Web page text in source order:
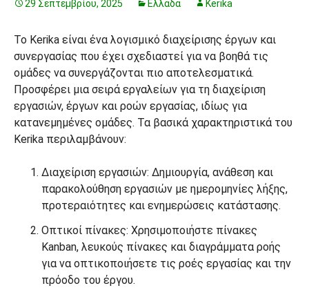
29 Σεπτεμβρίου, 2025 Ελλάδα Kerika
Το Kerika είναι ένα λογισμικό διαχείρισης έργων και
συνεργασίας που έχει σχεδιαστεί για να βοηθά τις
ομάδες να συνεργάζονται πιο αποτελεσματικά.
Προσφέρει μια σειρά εργαλείων για τη διαχείριση
εργασιών, έργων και ροών εργασίας, ιδίως για
κατανεμημένες ομάδες. Τα βασικά χαρακτηριστικά του
Kerika περιλαμβάνουν:
Διαχείριση εργασιών: Δημιουργία, ανάθεση και
παρακολούθηση εργασιών με ημερομηνίες λήξης,
προτεραιότητες και ενημερώσεις κατάστασης.
Οπτικοί πίνακες: Χρησιμοποιήστε πίνακες
Kanban, λευκούς πίνακες και διαγράμματα ροής
για να οπτικοποιήσετε τις ροές εργασίας και την
πρόοδο του έργου.